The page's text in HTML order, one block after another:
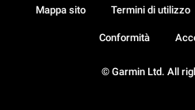
© Garmin Ltd. All
Mappa sito Termini di utilizzo
Conformità